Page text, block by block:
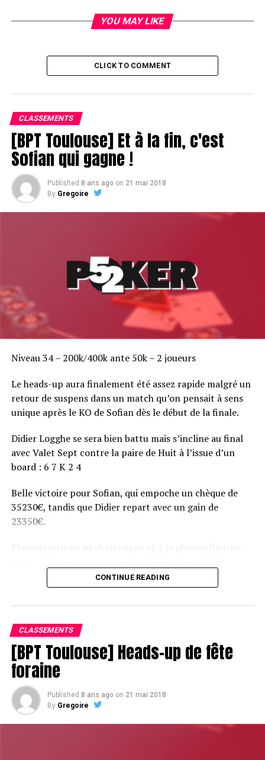
YOU MAY LIKE
CLICK TO COMMENT
CLASSEMENTS
[BPT Toulouse] Et à la fin, c'est
Sofian qui gagne !
Published 8 ans ago on 21 mai 2018
By Gregoire
Niveau 34 – 200k/400k ante 50k – 2 joueurs
Le heads-up aura finalement été assez rapide malgré un
retour de suspens dans un match qu’on pensait à sens
unique après le KO de Sofian dès le début de la finale.
Didier Logghe se sera bien battu mais s’incline au final
avec Valet Sept contre la paire de Huit à l’issue d’un
board : 6 7 K 2 4
Belle victoire pour Sofian, qui empoche un chèque de
35230€, tandis que Didier repart avec un gain de
23350€.
CONTINUE READING
CLASSEMENTS
[BPT Toulouse] Heads-up de fête
foraine
Published 8 ans ago on 21 mai 2018
By Gregoire